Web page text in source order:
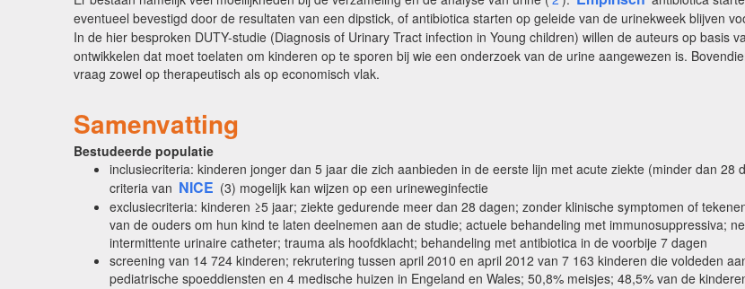
eventueel bevestigd door de resultaten van een dipstick, of antibiotica starten op geleide van de urinekweek blijven
In de hier besproken DUTY-studie (Diagnosis of Urinary Tract infection in Young children) willen de auteurs op basis
ontwikkelen dat moet toelaten om kinderen op te sporen bij wie een onderzoek van de urine aangewezen is.
vraag zowel op therapeutisch als op economisch vlak.
Samenvatting
Bestudeerde populatie
inclusiecriteria: kinderen jonger dan 5 jaar die zich aanbieden in de eerste lijn met acute ziekte (minder dan
criteria van NICE (3) mogelijk kan wijzen op een urineweginfectie
exclusiecriteria: kinderen ≥5 jaar; ziekte gedurende meer dan 28 dagen; zonder klinische symptomen of
van de ouders om hun kind te laten deelnemen aan de studie; actuele behandeling met immunosuppressiva;
intermittente urinaire catheter; trauma als hoofdklacht; behandeling met antibiotica in de voorbije 7 dagen
screening van 14 724 kinderen; rekrutering tussen april 2010 en april 2012 van 7 163 kinderen die voldeden
pediatrische spoeddiensten en 4 medische huizen in Engeland en Wales; 50,8% meisjes; 48,5% van de